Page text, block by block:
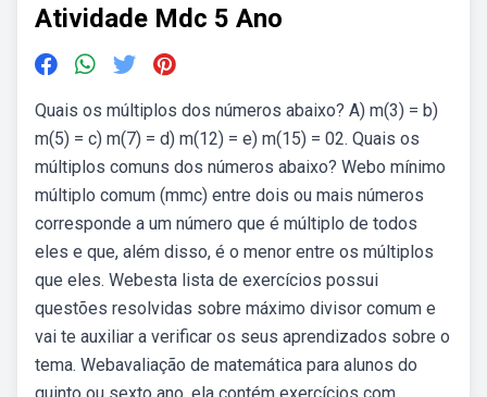
Atividade Mdc 5 Ano
Quais os múltiplos dos números abaixo? A) m(3) = b)
m(5) = c) m(7) = d) m(12) = e) m(15) = 02. Quais os
múltiplos comuns dos números abaixo? Webo mínimo
múltiplo comum (mmc) entre dois ou mais números
corresponde a um número que é múltiplo de todos
eles e que, além disso, é o menor entre os múltiplos
que eles. Webesta lista de exercícios possui
questões resolvidas sobre máximo divisor comum e
vai te auxiliar a verificar os seus aprendizados sobre o
tema. Webavaliação de matemática para alunos do